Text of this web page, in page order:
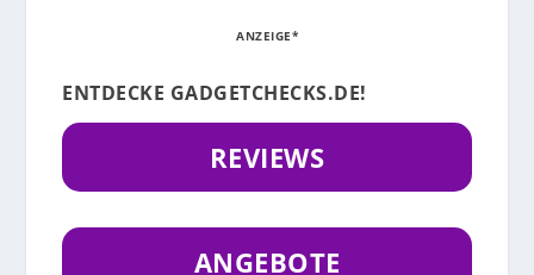
ANZEIGE*
ENTDECKE GADGETCHECKS.DE!
REVIEWS
ANGEBOTE